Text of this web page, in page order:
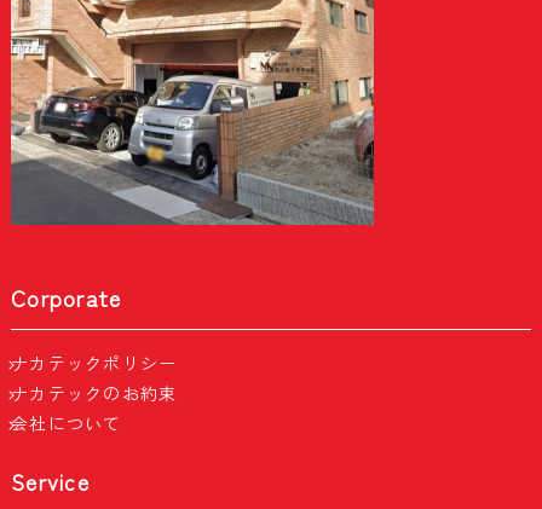
Corporate
ナカテックポリシー
ナカテックのお約束
会社について
Service